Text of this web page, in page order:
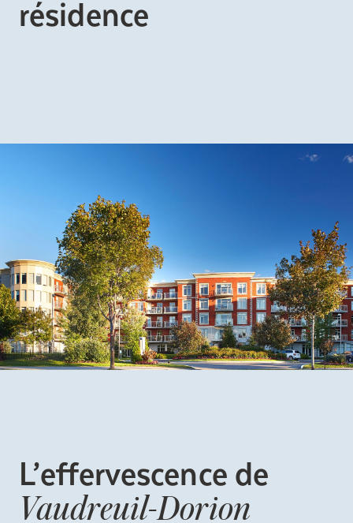
Comprendre la vie en résidence
Votre appartement
Aires communes
Activités
Commerces intégrés
Services optionnels
Repas
Soins optionnels
Entretien
Courte durée
Notre approche
Les 8 étapes d’emménagement
Planifier une visite
résidence
L’effervescencede
Vaudreuil-Dorion